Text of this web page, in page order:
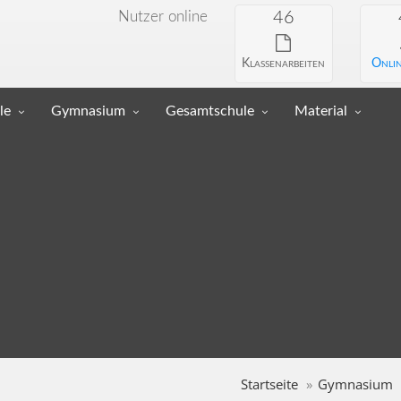
Nutzer online 46
Klassenarbeiten
Gymnasium Gesamtschule Material
Startseite Gymnasium